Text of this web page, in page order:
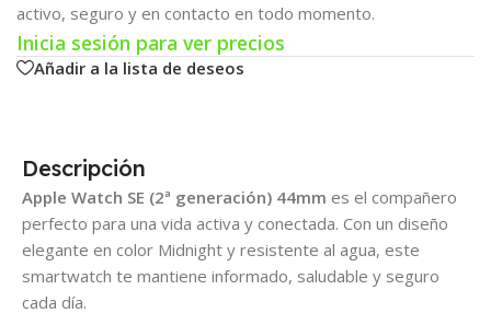
activo, seguro y en contacto en todo momento.
Inicia sesión para ver precios
Añadir a la lista de deseos
Descripción
Apple Watch SE (2ª generación) 44mm es el compañero
perfecto para una vida activa y conectada. Con un diseño
elegante en color Midnight y resistente al agua, este
smartwatch te mantiene informado, saludable y seguro
cada día.